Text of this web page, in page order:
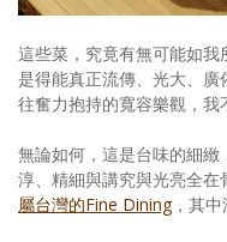
這些菜，究竟有無可能如
是得能真正流傳、光大、
往奮力抱持的寬容樂觀，我
無論如何，這是台味的細
淳、精細與講究與光亮全在
屬台灣的Fine Dining，其中